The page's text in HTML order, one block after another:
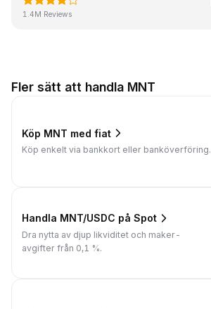
1.4M Reviews
Fler sätt att handla MNT
Köp MNT med fiat
Köp enkelt via bankkort eller banköverföring.
Handla MNT/USDC på Spot
Dra nytta av djup likviditet och maker-
avgifter från 0,1 %.